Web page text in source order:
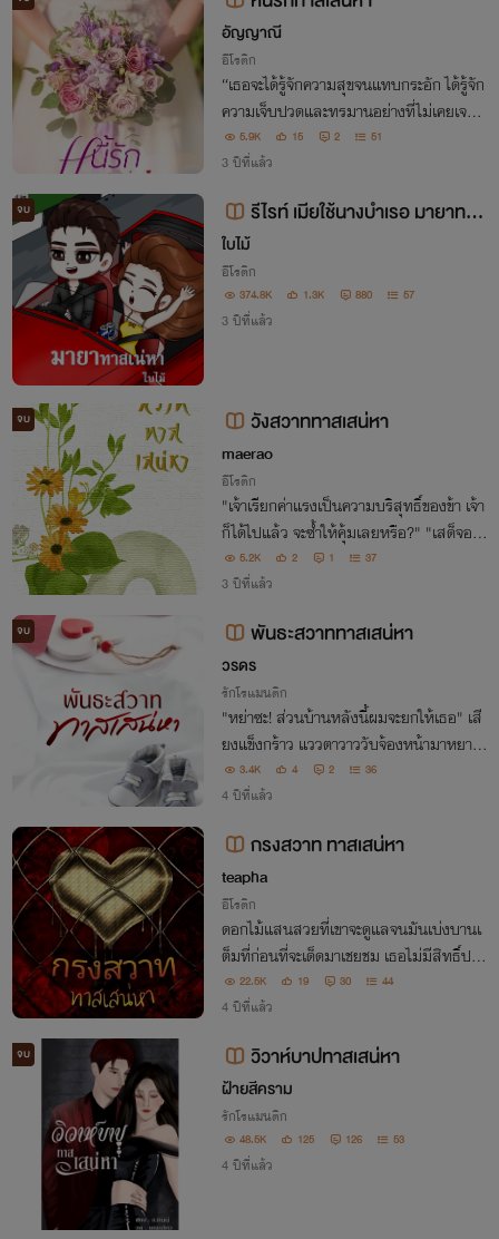
อัญญาณี
อีโรติก
“เธอจะได้รู้จักความสุขจนแทบกระอัก ได้รู้จัก
ความเจ็บปวดและทรมานอย่างที่ไม่เคยเจอ แ
ละนี่คือการตอบแทนที่เธอทอดร่างกายให้คน
อื่นเชยชม”
5.9K 15 2 51
3 ปีที่แล้ว
จบ
รีไรท์ เมียใช้นางบำเรอ มายาทาส
เสน่หา(พระเอกเลว เมียคนใช้) E boo
k
ใบไม้
อีโรติก
374.8K 1.3K 880 57
3 ปีที่แล้ว
จบ วังสวาททาสเสน่หา
maerao
อีโรติก
"เจ้าเรียกค่าแรงเป็นความบริสุทธิ์ของข้า เจ้า
ก็ได้ไปแล้ว จะซ้ำให้คุ้มเลยหรือ?" "เสด็จอ
า... ข้าไม่ได้อยากได้บัลลังก์ ข้าอยากได้ท่าน
แค่ครั้งเดียวจะไปพออะไร?"
5.2K 2 1 37
3 ปีที่แล้ว
จบ พันธะสวาททาสเสน่หา
วรดร
รักโรแมนติก
"หย่าซะ! ส่วนบ้านหลังนี้ผมจะยกให้เธอ" เสี
ยงแข็งกร้าว แววตาวาววับจ้องหน้ามาหยาห
ลังพูดจบ มาหยาแค่นยิ้ม ก้มหน้ายอมรับคว
ามจริงที่แสนโหดร้าย ชายตรงหน้าไม่เคยมีใจ
3.4K 4 2 36
4 ปีที่แล้ว
กรงสวาท ทาสเสน่หา
teapha
อีโรติก
ดอกไม้แสนสวยที่เขาจะดูแลจนมันเบ่งบานเ
ต็มที่ก่อนที่จะเด็ดมาเชยชม เธอไม่มีสิทธิ์ปฏิเ
สธเขา และถ้าเขาต้องการเธอบนเตียง เธอก็
ต้องสนองเขาจนกว่าเขาจะพอใจ!
22.5K 19 30 44
4 ปีที่แล้ว
จบ วิวาห์บาปทาสเสน่หา
ฝ้ายสีคราม
รักโรแมนติก
48.5K 125 126 53
4 ปีที่แล้ว